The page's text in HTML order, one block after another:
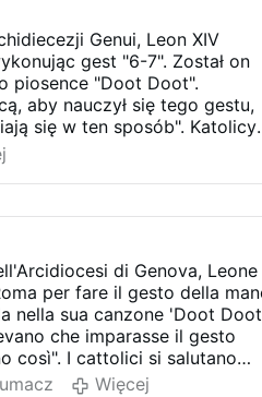
Genui, Leon XIV
gest "6-7". Został on
piosence "Doot Doot".
aby nauczył się tego gestu,
się w ten sposób". Katolicy
i pokoju Bożego.
di Genova, Leone
per fare il gesto della
nella sua canzone 'Doot
che imparasse il gesto
così". I cattolici si salutano
Więcej